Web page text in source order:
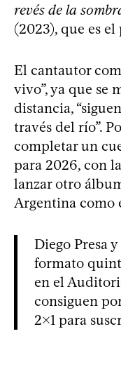
revés de la
(2023), que es
El cantautor
vivo”, ya que se
distancia,
través del río”.
completar un
para 2026, con
lanzar otro
Argentina como
Diego Presa
formato
en el
consiguen
2x1 para